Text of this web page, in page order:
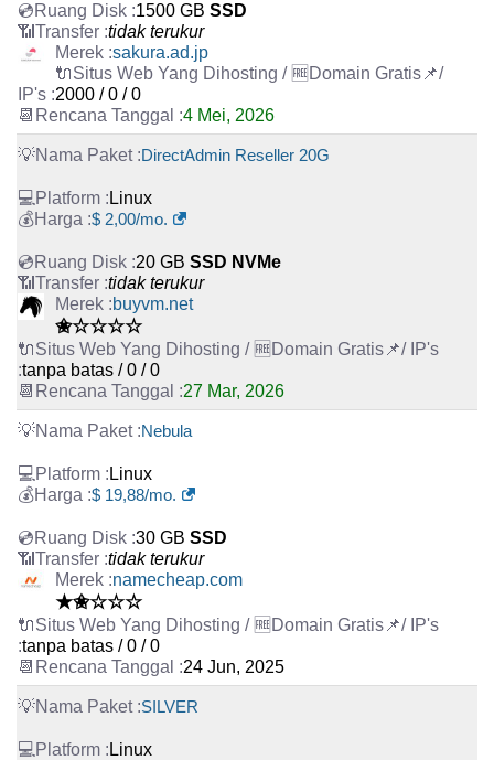
1500 GB SSD
tidak terukur
sakura.ad.jp
2000 / 0 / 0
4 Mei, 2026
DirectAdmin Reseller 20G
Linux
$ 2,00/mo.
20 GB SSD NVMe
tidak terukur
buyvm.net
✬☆☆☆☆
tanpa batas / 0 / 0
27 Mar, 2026
Nebula
Linux
$ 19,88/mo.
30 GB SSD
tidak terukur
namecheap.com
★✬☆☆☆
tanpa batas / 0 / 0
24 Jun, 2025
SILVER
Linux